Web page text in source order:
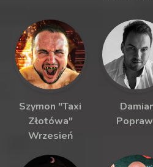
Szymon "Taxi
Złotówa"
Wrzesień